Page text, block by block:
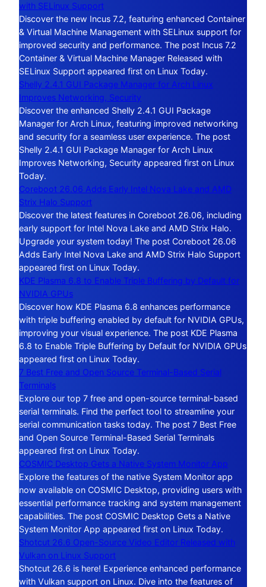
with SELinux Support
Discover the new Incus 7.2, featuring enhanced Container
& Virtual Machine Management with SELinux support for
improved security and performance. The post Incus 7.2
Container & Virtual Machine Manager Released with
SELinux Support appeared first on Linux Today.
Shelly 2.4.1 GUI Package Manager for Arch Linux
Improves Networking, Security
Discover the enhanced Shelly 2.4.1 GUI Package
Manager for Arch Linux, featuring improved networking
and security for a seamless user experience. The post
Shelly 2.4.1 GUI Package Manager for Arch Linux
Improves Networking, Security appeared first on Linux
Today.
Coreboot 26.06 Adds Early Intel Nova Lake and AMD
Strix Halo Support
Discover the latest features in Coreboot 26.06, including
early support for Intel Nova Lake and AMD Strix Halo.
Upgrade your system today! The post Coreboot 26.06
Adds Early Intel Nova Lake and AMD Strix Halo Support
appeared first on Linux Today.
KDE Plasma 6.8 to Enable Triple Buffering by Default for
NVIDIA GPUs
Discover how KDE Plasma 6.8 enhances performance
with triple buffering enabled by default for NVIDIA GPUs,
improving your visual experience. The post KDE Plasma
6.8 to Enable Triple Buffering by Default for NVIDIA GPUs
appeared first on Linux Today.
7 Best Free and Open Source Terminal-Based Serial
Terminals
Explore our top 7 free and open-source terminal-based
serial terminals. Find the perfect tool to streamline your
serial communication tasks today. The post 7 Best Free
and Open Source Terminal-Based Serial Terminals
appeared first on Linux Today.
COSMIC Desktop Gets a Native System Monitor App
Explore the features of the native System Monitor app
now available on COSMIC Desktop, providing users with
essential performance tracking and system management
capabilities. The post COSMIC Desktop Gets a Native
System Monitor App appeared first on Linux Today.
Shotcut 26.6 Open-Source Video Editor Released with
Vulkan on Linux Support
Shotcut 26.6 is here! Experience enhanced performance
with Vulkan support on Linux. Dive into the features of